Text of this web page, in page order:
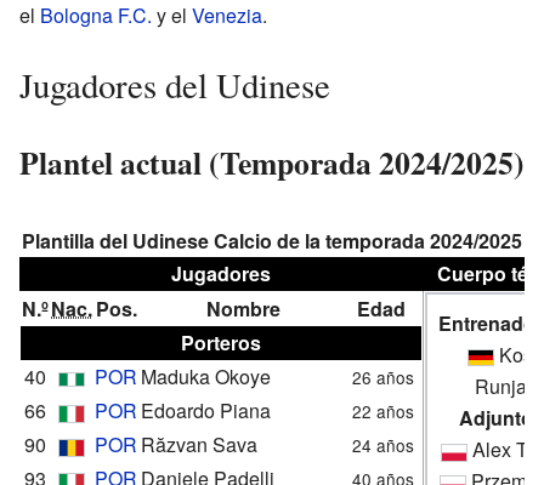
el Bologna F.C. y el Venezia.
Jugadores del Udinese
Plantel actual (Temporada 2024/2025)
Plantilla del Udinese Calcio de la temporada 2024/2025
Jugadores
Cuerpo
N.ºNac.Pos. Nombre
Edad
Porteros
40
POR Maduka Okoye 26 años
66 POR Edoardo Piana 22 años
90 POR Răzvan Sava 24 años
93 POR Daniele Padelli 40 años
Runjaić
Alex